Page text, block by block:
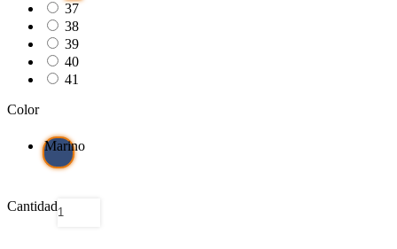
37
38
39
40
41
Color
Marino
Cantidad